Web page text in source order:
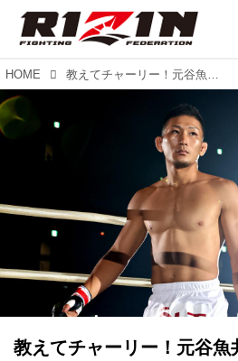
HOME 教えてチャーリー！元谷魚井戦は音を消せば試合の構図が見えてくる？！RIZIN.23を振り返る！
教えてチャーリー！元谷魚